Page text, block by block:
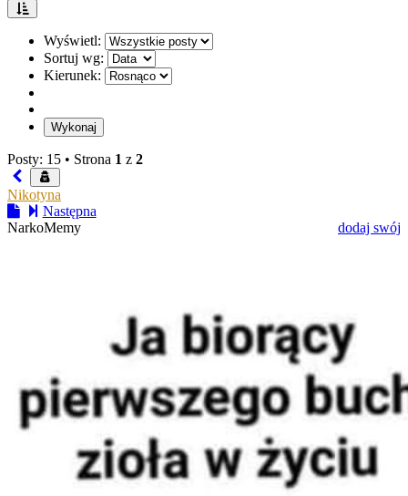
Wyświetl:
Sortuj wg:
Kierunek:
Posty: 15 • Strona 1 z 2
Nikotyna
Następna
NarkoMemy
dodaj swój